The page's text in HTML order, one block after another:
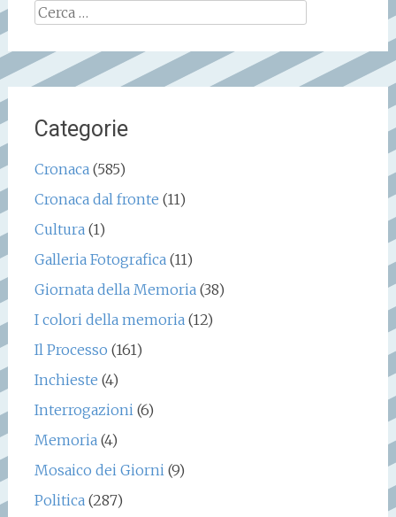
Ricerca
Categorie
Cronaca(585)
Cronaca dal fronte (11)
Cultura(1)
Galleria Fotografica(11)
Giornata della Memoria(38)
I colori della memoria(12)
Il Processo (161)
Inchieste (4)
Interrogazioni(6)
Memoria(4)
Mosaico dei Giorni(9)
Politica(287)